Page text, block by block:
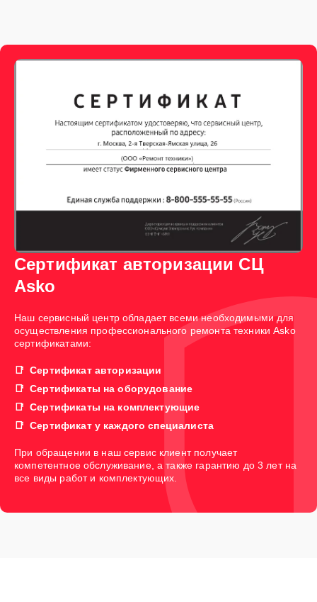
Сертификат авторизации СЦ
Asko
Наш сервисный центр обладает всеми необходимыми для
осуществления профессионального ремонта техники Asko
сертификатами:
Сертификат авторизации
Сертификаты на оборудование
Сертификаты на комплектующие
Сертификат у каждого специалиста
При обращении в наш сервис клиент получает
компетентное обслуживание, а также гарантию до 3 лет на
все виды работ и комплектующих.